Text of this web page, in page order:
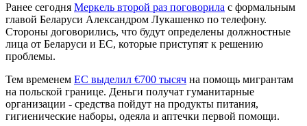
Ранее сегодня Меркель второй раз поговорила с формальным
главой Беларуси Александром Лукашенко по телефону.
Стороны договорились, что будут определены должностные
лица от Беларуси и ЕС, которые приступят к решению
проблемы.
Тем временем ЕС выделил €700 тысяч на помощь мигрантам
на польской границе. Деньги получат гуманитарные
организации - средства пойдут на продукты питания,
гигиенические наборы, одеяла и аптечки первой помощи.